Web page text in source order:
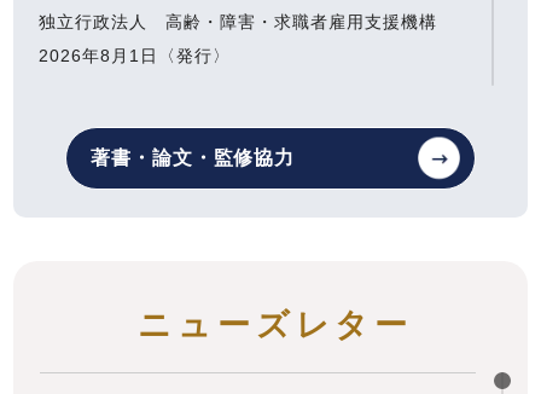
独立行政法人 高齢・障害・求職者雇用支援機構
2026年8月1日〈発行〉
2026年7月13日
『全国賃貸住宅新聞』
全国賃貸住宅新聞 2026年7月13日〈発行〉
著書・論文・監修協力
ニューズレター